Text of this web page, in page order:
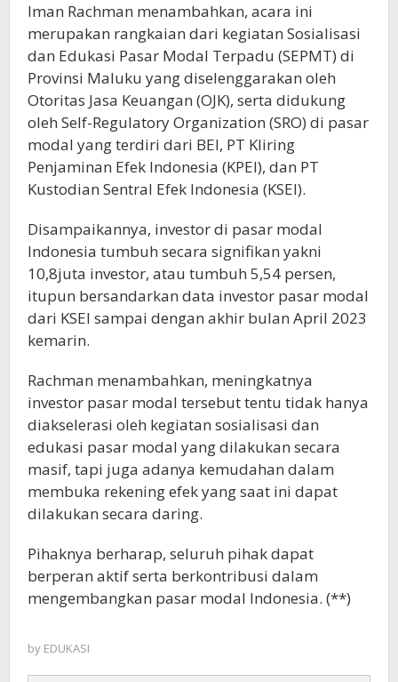
Iman Rachman menambahkan, acara ini
merupakan rangkaian dari kegiatan Sosialisasi
dan Edukasi Pasar Modal Terpadu (SEPMT) di
Provinsi Maluku yang diselenggarakan oleh
Otoritas Jasa Keuangan (OJK), serta didukung
oleh Self-Regulatory Organization (SRO) di pasar
modal yang terdiri dari BEI, PT Kliring
Penjaminan Efek Indonesia (KPEI), dan PT
Kustodian Sentral Efek Indonesia (KSEI).
Disampaikannya, investor di pasar modal
Indonesia tumbuh secara signifikan yakni
10,8juta investor, atau tumbuh 5,54 persen,
itupun bersandarkan data investor pasar modal
dari KSEI sampai dengan akhir bulan April 2023
kemarin.
Rachman menambahkan, meningkatnya
investor pasar modal tersebut tentu tidak hanya
diakselerasi oleh kegiatan sosialisasi dan
edukasi pasar modal yang dilakukan secara
masif, tapi juga adanya kemudahan dalam
membuka rekening efek yang saat ini dapat
dilakukan secara daring.
Pihaknya berharap, seluruh pihak dapat
berperan aktif serta berkontribusi dalam
mengembangkan pasar modal Indonesia. (**)
by EDUKASI